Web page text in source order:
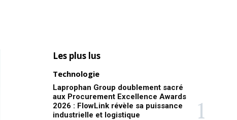
Les plus lus
Technologie
Laprophan Group doublement sacré
aux Procurement Excellence Awards
2026 : FlowLink révèle sa puissance
industrielle et logistique